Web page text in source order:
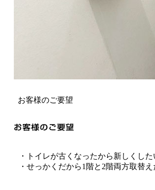
お客様のご要望
・トイレが古くなったから新しくした
・せっかくだから1階と2階両方取替え